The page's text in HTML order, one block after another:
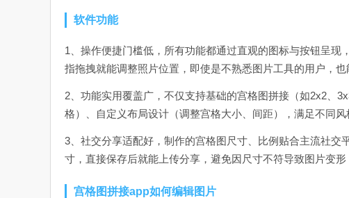
软件功能
1、操作便捷门槛低，所有功能都通过直观的图标与按钮呈现
指拖拽就能调整照片位置，即使是不熟悉图片工具的用户，也
2、功能实用覆盖广，不仅支持基础的宫格图拼接（如2x2、
格）、自定义布局设计（调整宫格大小、间距），满足不同
3、社交分享适配好，制作的宫格图尺寸、比例贴合主流社
寸，直接保存后就能上传分享，避免因尺寸不符导致图片变形
宫格图拼接app如何编辑图片